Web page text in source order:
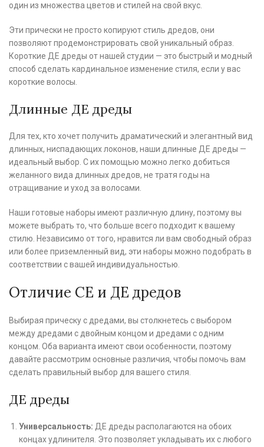
один из множества цветов и стилей на свой вкус.
Эти прически не просто копируют стиль дредов, они
позволяют продемонстрировать свой уникальный образ.
Короткие ДЕ дреды от нашей студии — это быстрый и модный
способ сделать кардинальное изменение стиля, если у вас
короткие волосы.
Длинные ДЕ дреды
Для тех, кто хочет получить драматический и элегантный вид
длинных, ниспадающих локонов, наши длинные ДЕ дреды —
идеальный выбор. С их помощью можно легко добиться
желанного вида длинных дредов, не тратя годы на
отращивание и уход за волосами.
Наши готовые наборы имеют различную длину, поэтому вы
можете выбрать то, что больше всего подходит к вашему
стилю. Независимо от того, нравится ли вам свободный образ
или более приземленный вид, эти наборы можно подобрать в
соответствии с вашей индивидуальностью.
Отличие СЕ и ДЕ дредов
Выбирая прическу с дредами, вы столкнетесь с выбором
между дредами с двойным концом и дредами с одним
концом. Оба варианта имеют свои особенности, поэтому
давайте рассмотрим основные различия, чтобы помочь вам
сделать правильный выбор для вашего стиля.
ДЕ дреды
Универсальность: ДЕ дреды располагаются на обоих
концах удлинителя. Это позволяет укладывать их с любого